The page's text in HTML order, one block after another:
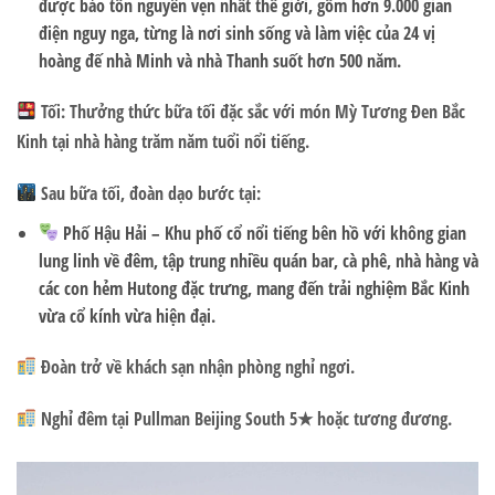
được bảo tồn nguyên vẹn nhất thế giới, gồm hơn 9.000 gian
điện nguy nga, từng là nơi sinh sống và làm việc của 24 vị
hoàng đế nhà Minh và nhà Thanh suốt hơn 500 năm.
Tối:Thưởng thức bữa tối đặc sắc với món Mỳ Tương Đen Bắc
Kinhtại nhà hàng trăm năm tuổi nổi tiếng.
Sau bữa tối, đoàn dạo bước tại:
Phố Hậu Hải – Khu phố cổ nổi tiếng bên hồ với không gian
lung linh về đêm, tập trung nhiều quán bar, cà phê, nhà hàng và
các con hẻm Hutong đặc trưng, mang đến trải nghiệm Bắc Kinh
vừa cổ kính vừa hiện đại.
Đoàn trở về khách sạn nhận phòng nghỉ ngơi.
Nghỉ đêm tại Pullman Beijing South 5★ hoặc tương đương.